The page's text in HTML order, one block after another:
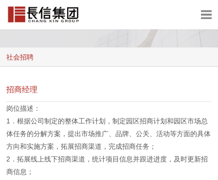
社会招聘
招商经理
岗位描述：
1．根据公司制定的整体工作计划，制定园区招商计划和园区市场总
体任务的分解方案，提出市场推广、品牌、公关、活动等方面的具体
方向和实施方案，拓展招商渠道，完成招商任务；
2．拓展线上线下招商渠道，统计项目信息并跟进进度，及时更新招
商信息；
集团概况
联系我们